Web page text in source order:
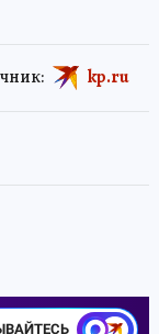
kp.ru